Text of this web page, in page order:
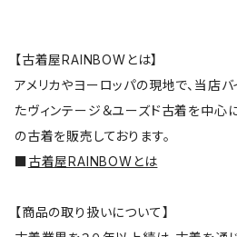
【古着屋RAINBOWとは】
アメリカやヨーロッパの現地で、当店
たヴィンテージ＆ユーズド古着を中心
の古着を販売しております。
■古着屋RAINBOWとは
【商品の取り扱いについて】